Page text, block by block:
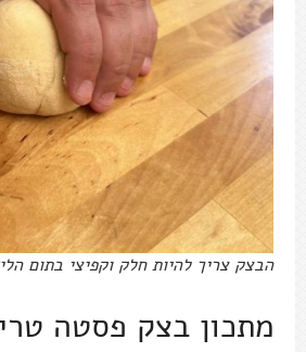
הבצק צריך להיות חלק וקפיצי בתום
מתכון בצק פסטה